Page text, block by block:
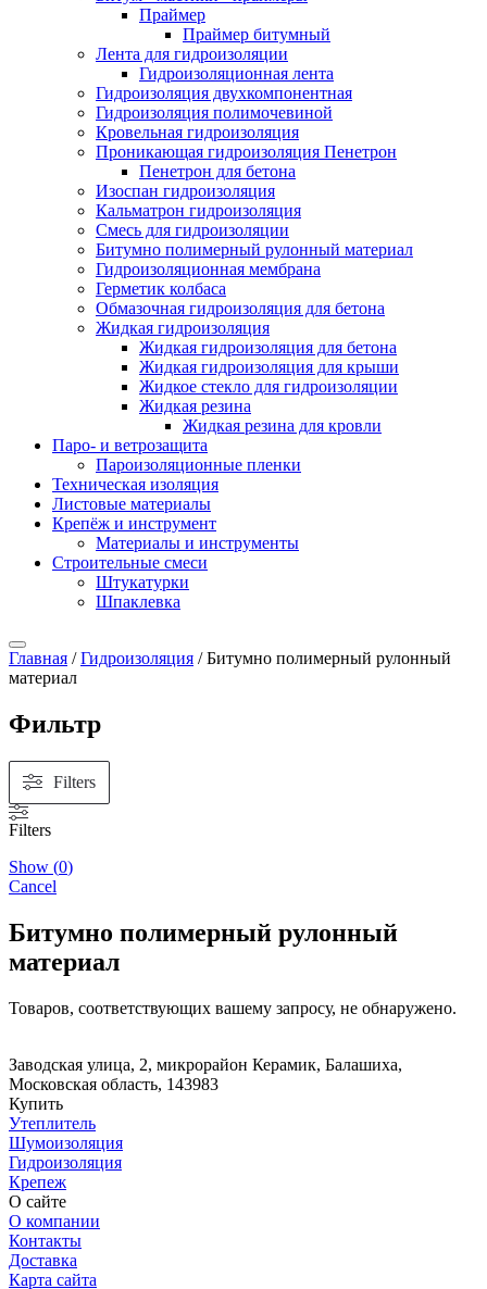
Праймер
Праймер битумный
Лента для гидроизоляции
Гидроизоляционная лента
Гидроизоляция двухкомпонентная
Гидроизоляция полимочевиной
Кровельная гидроизоляция
Проникающая гидроизоляция Пенетрон
Пенетрон для бетона
Изоспан гидроизоляция
Кальматрон гидроизоляция
Смесь для гидроизоляции
Битумно полимерный рулонный материал
Гидроизоляционная мембрана
Герметик колбаса
Обмазочная гидроизоляция для бетона
Жидкая гидроизоляция
Жидкая гидроизоляция для бетона
Жидкая гидроизоляция для крыши
Жидкое стекло для гидроизоляции
Жидкая резина
Жидкая резина для кровли
Паро- и ветрозащита
Пароизоляционные пленки
Техническая изоляция
Листовые материалы
Крепёж и инструмент
Материалы и инструменты
Строительные смеси
Штукатурки
Шпаклевка
Главная /Гидроизоляция / Битумно полимерный рулонный
материал
Фильтр
Filters
Filters
Show (0)
Cancel
Битумно полимерный рулонный
материал
Товаров, соответствующих вашему запросу, не обнаружено.
Заводская улица, 2, микрорайон Керамик, Балашиха,
Московская область, 143983
Купить
Утеплитель
Шумоизоляция
Гидроизоляция
Крепеж
О сайте
О компании
Контакты
Доставка
Карта сайта